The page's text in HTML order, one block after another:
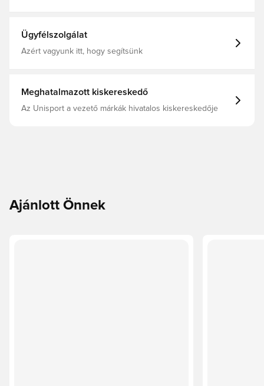
Ügyfélszolgálat
Azért vagyunk itt, hogy segítsünk
Meghatalmazott kiskereskedő
Az Unisport a vezető márkák hivatalos kiskereskedője
Ajánlott Önnek